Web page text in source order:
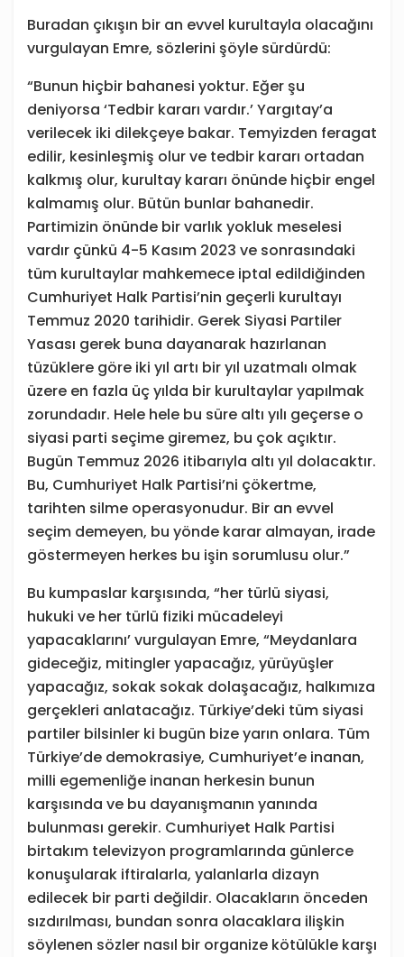
Buradan çıkışın bir an evvel kurultayla olacağını
vurgulayan Emre, sözlerini şöyle sürdürdü:
“Bunun hiçbir bahanesi yoktur. Eğer şu
deniyorsa ‘Tedbir kararı vardır.’ Yargıtay’a
verilecek iki dilekçeye bakar. Temyizden feragat
edilir, kesinleşmiş olur ve tedbir kararı ortadan
kalkmış olur, kurultay kararı önünde hiçbir engel
kalmamış olur. Bütün bunlar bahanedir.
Partimizin önünde bir varlık yokluk meselesi
vardır çünkü 4-5 Kasım 2023 ve sonrasındaki
tüm kurultaylar mahkemece iptal edildiğinden
Cumhuriyet Halk Partisi’nin geçerli kurultayı
Temmuz 2020 tarihidir. Gerek Siyasi Partiler
Yasası gerek buna dayanarak hazırlanan
tüzüklere göre iki yıl artı bir yıl uzatmalı olmak
üzere en fazla üç yılda bir kurultaylar yapılmak
zorundadır. Hele hele bu süre altı yılı geçerse o
siyasi parti seçime giremez, bu çok açıktır.
Bugün Temmuz 2026 itibarıyla altı yıl dolacaktır.
Bu, Cumhuriyet Halk Partisi’ni çökertme,
tarihten silme operasyonudur. Bir an evvel
seçim demeyen, bu yönde karar almayan, irade
göstermeyen herkes bu işin sorumlusu olur.”
Bu kumpaslar karşısında, “her türlü siyasi,
hukuki ve her türlü fiziki mücadeleyi
yapacaklarını’ vurgulayan Emre, “Meydanlara
gideceğiz, mitingler yapacağız, yürüyüşler
yapacağız, sokak sokak dolaşacağız, halkımıza
gerçekleri anlatacağız. Türkiye’deki tüm siyasi
partiler bilsinler ki bugün bize yarın onlara. Tüm
Türkiye’de demokrasiye, Cumhuriyet’e inanan,
milli egemenliğe inanan herkesin bunun
karşısında ve bu dayanışmanın yanında
bulunması gerekir. Cumhuriyet Halk Partisi
birtakım televizyon programlarında günlerce
konuşularak iftiralarla, yalanlarla dizayn
edilecek bir parti değildir. Olacakların önceden
sızdırılması, bundan sonra olacaklara ilişkin
söylenen sözler nasıl bir organize kötülükle karşı